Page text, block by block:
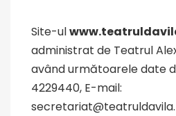
Site-ul
administrat de Teatrul
având următoarele date
4229440, E-mail: